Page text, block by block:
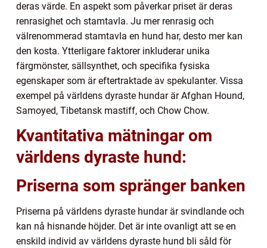
deras värde. En aspekt som påverkar priset är deras
renrasighet och stamtavla. Ju mer renrasig och
välrenommerad stamtavla en hund har, desto mer kan
den kosta. Ytterligare faktorer inkluderar unika
färgmönster, sällsynthet, och specifika fysiska
egenskaper som är eftertraktade av spekulanter. Vissa
exempel på världens dyraste hundar är Afghan Hound,
Samoyed, Tibetansk mastiff, och Chow Chow.
Kvantitativa mätningar om
världens dyraste hund:
Priserna som spränger banken
Priserna på världens dyraste hundar är svindlande och
kan nå hisnande höjder. Det är inte ovanligt att se en
enskild individ av världens dyraste hund bli såld för